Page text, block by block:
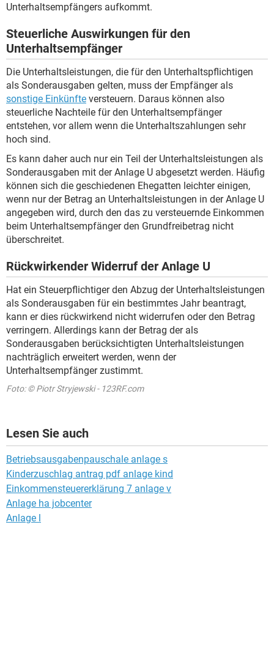
Unterhaltsempfängers aufkommt.
Steuerliche Auswirkungen für den
Unterhaltsempfänger
Die Unterhaltsleistungen, die für den Unterhaltspflichtigen
als Sonderausgaben gelten, muss der Empfänger als
sonstige Einkünfte versteuern. Daraus können also
steuerliche Nachteile für den Unterhaltsempfänger
entstehen, vor allem wenn die Unterhaltszahlungen sehr
hoch sind.
Es kann daher auch nur ein Teil der Unterhaltsleistungen als
Sonderausgaben mit der Anlage U abgesetzt werden. Häufig
können sich die geschiedenen Ehegatten leichter einigen,
wenn nur der Betrag an Unterhaltsleistungen in der Anlage U
angegeben wird, durch den das zu versteuernde Einkommen
beim Unterhaltsempfänger den Grundfreibetrag nicht
überschreitet.
Rückwirkender Widerruf der Anlage U
Hat ein Steuerpflichtiger den Abzug der Unterhaltsleistungen
als Sonderausgaben für ein bestimmtes Jahr beantragt,
kann er dies rückwirkend nicht widerrufen oder den Betrag
verringern. Allerdings kann der Betrag der als
Sonderausgaben berücksichtigten Unterhaltsleistungen
nachträglich erweitert werden, wenn der
Unterhaltsempfänger zustimmt.
Foto: © Piotr Stryjewski - 123RF.com
Lesen Sie auch
Betriebsausgabenpauschale anlage s
Kinderzuschlag antrag pdf anlage kind
Einkommensteuererklärung 7 anlage v
Anlage ha jobcenter
Anlage l